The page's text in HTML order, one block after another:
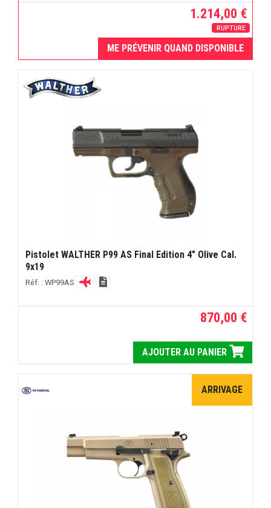
1.214,00 €
RUPTURE
ME PRÉVENIR QUAND DISPONIBLE
Pistolet WALTHER P99 AS Final Edition 4" Olive Cal.
9x19
Réf. : WP99AS
870,00 €
AJOUTER AU PANIER
ARRIVAGE